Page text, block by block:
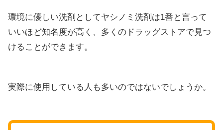
環境に優しい洗剤としてヤシノミ洗剤は1番と言って
いいほど知名度が高く、多くのドラッグストアで見つ
けることができます。
実際に使用している人も多いのではないでしょうか。